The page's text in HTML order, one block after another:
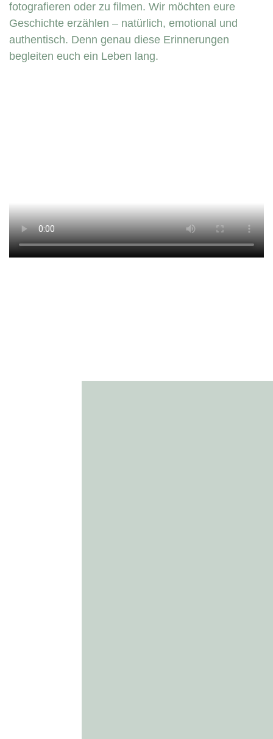
fotografieren oder zu filmen. Wir möchten eure
Geschichte erzählen – natürlich, emotional und
authentisch. Denn genau diese Erinnerungen
begleiten euch ein Leben lang.